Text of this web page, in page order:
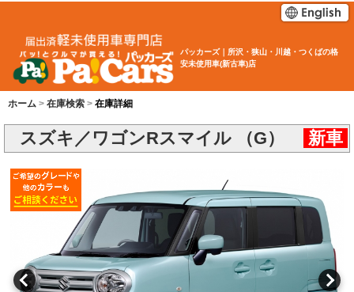
パッカーズ｜所沢・狭山・川越・つくばの格
安未使用車(新古車)店
ホーム 在庫検索 在庫詳細
スズキ／ワゴンRスマイル （G） 新車